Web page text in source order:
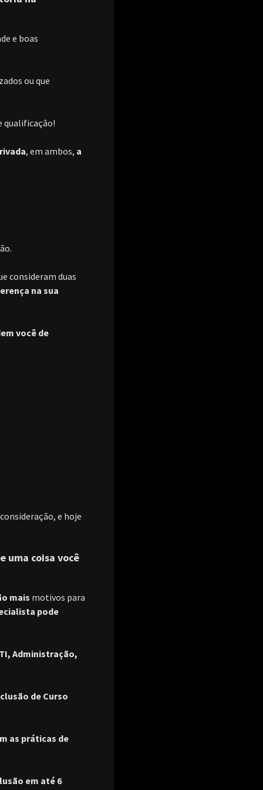
e boas
ou que
qualificação!
, em ambos, a
consideram duas
na sua
você de
e hoje
uma coisa você
mais motivos para
pode
Administração,
de Curso
as práticas de
em até 6